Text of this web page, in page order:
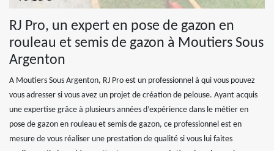
RJ Pro, un expert en pose de gazon en
rouleau et semis de gazon à Moutiers Sous
Argenton
A Moutiers Sous Argenton, RJ Pro est un professionnel à qui vous pouvez
vous adresser si vous avez un projet de création de pelouse. Ayant acquis
une expertise grâce à plusieurs années d’expérience dans le métier en
pose de gazon en rouleau et semis de gazon, ce professionnel est en
mesure de vous réaliser une prestation de qualité si vous lui faites